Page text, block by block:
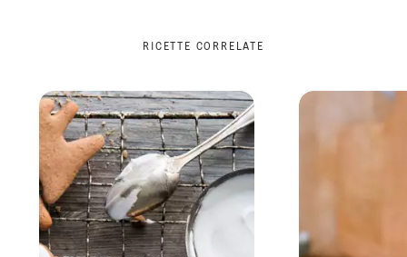
RICETTE CORRELATE